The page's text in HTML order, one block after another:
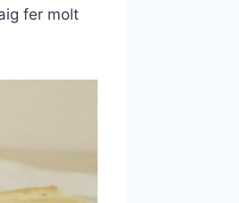
fer molt